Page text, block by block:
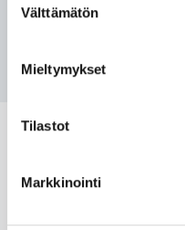
valinta
Välttämätön
Mieltymykset
Tilastot
Markkinointi